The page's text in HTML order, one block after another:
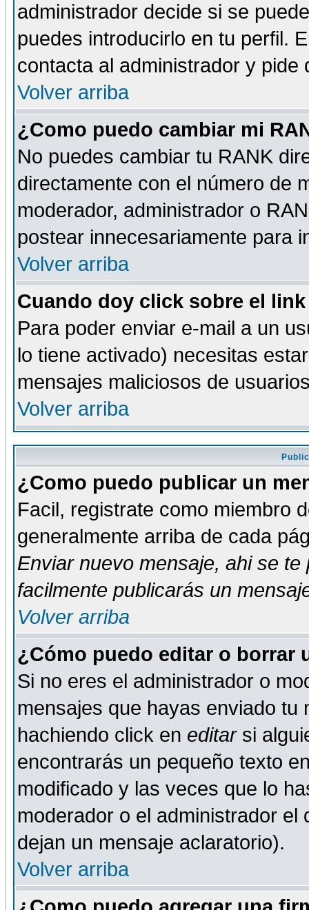
administrador decide si se
puedes introducirlo en tu perfil.
contacta al administrador y
Volver arriba
¿Como puedo cambiar mi
No puedes cambiar tu RANK
directamente con el número de
moderador, administrador o
postear innecesariamente para
Volver arriba
Cuando doy click sobre el
Para poder enviar e-mail a un
lo tiene activado) necesitas
mensajes maliciosos de
Volver arriba
¿Como puedo publicar un
Facil, registrate como miembro
generalmente arriba de cada
Enviar nuevo mensaje, ahi se te
facilmente publicarás un
Volver arriba
¿Cómo puedo editar o borrar
Si no eres el administrador o
mensajes que hayas enviado tu
hachiendo click en editarsi
encontrarás un pequeño texto
modificado y las veces que lo
moderador o el administrador
dejan un mensaje aclaratorio).
Volver arriba